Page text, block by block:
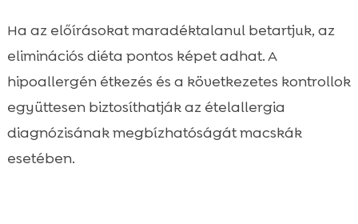
Ha az előírásokat maradéktalanul betartjuk, az
eliminációs diéta pontos képet adhat. A
hipoallergén étkezés és a következetes kontrollok
együttesen biztosíthatják az ételallergia
diagnózisának megbízhatóságát macskák
esetében.